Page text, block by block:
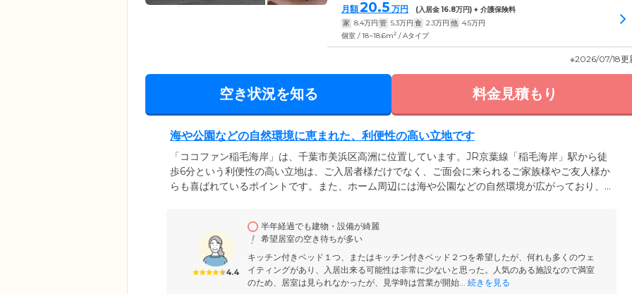
月額20.5 万円 (入居金16.8万円) + 介護保険料
家 8.4万円 管 5.3万円 食 2.3万円 他 4.5万円
個室 / 18~18.6m2 / Aタイプ
※2026/07/18更
空き状況を知る 料金見積もり
海や公園などの自然環境に恵まれた、利便性の高い立地です
「ココファン稲毛海岸」は、千葉市美浜区高洲に位置しています。JR京葉線「稲毛海岸」駅から徒
歩6分という利便性の高い立地は、ご入居者様だけでなく、ご面会に来られるご家族様やご友人様か
らも喜ばれているポイントです。また、ホーム周辺には海や公園などの自然環境が広がっており、
4.4
半年経過でも建物・設備が綺麗
希望居室の空き待ちが多い
キッチン付きベッド１つ、またはキッチン付きベッド２つを希望したが、何れも多くのウェ
イティングがあり、入居出来る可能性は非常に少ないと思った。人気のある施設なので満室
のため、居室は見られなかったが、見学時は営業が開始...
続きを見る